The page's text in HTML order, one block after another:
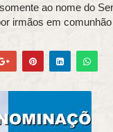
ao nome do
irmãos em